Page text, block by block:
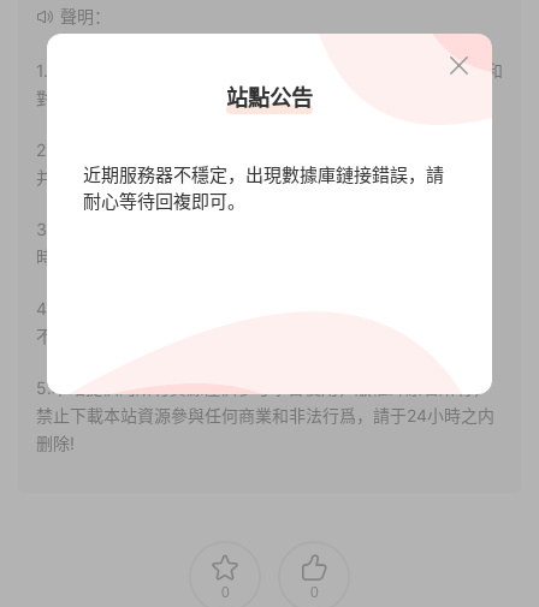
聲明：
1.本站部分内容轉載自其它媒體，但并不代表本站贊同其觀點和
對其真實性負責。
2.若您需要商業運營或用于其他商業活動，請您購買正版授權
并合法使用。
3.如果本站有侵犯、不妥之處的資源，請聯系我們。将會第一
時間解決！
4.本站部分内容均由互聯網收集整理，僅供大家參考、學習，
不存在任何商業目的與商業用途。
5.本站提供的所有資源僅供參考學習使用，版權歸原著所有，
禁止下載本站資源參與任何商業和非法行爲，請于24小時之内
删除!
0 0
站點公告
近期服務器不穩定，出現數據庫鏈接錯誤，請
耐心等待回複即可。